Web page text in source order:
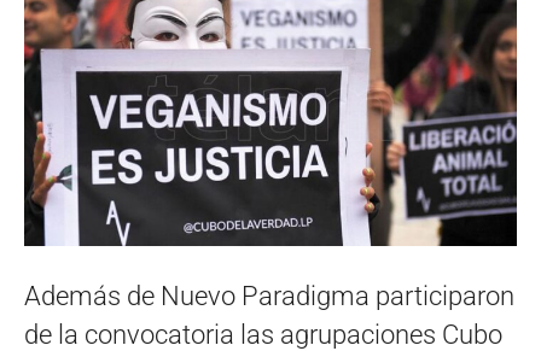
Además de Nuevo Paradigma participaron
de la convocatoria las agrupaciones Cubo